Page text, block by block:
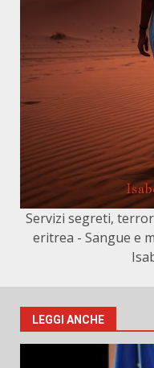
Servizi segreti,
eritrea - Sangue e
LEGGI ANCHE